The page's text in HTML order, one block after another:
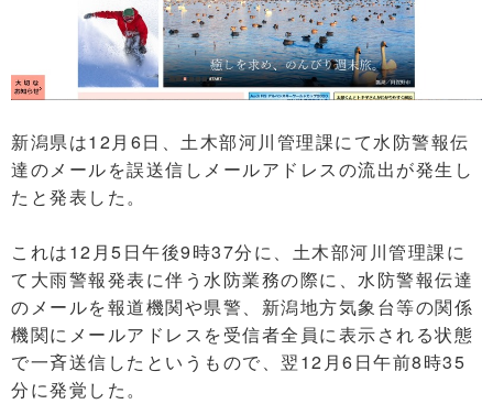
新潟県は12月6日、土木部河川管理課にて水防警報伝
達のメールを誤送信しメールアドレスの流出が発生し
たと発表した。
これは12月5日午後9時37分に、土木部河川管理課に
て大雨警報発表に伴う水防業務の際に、水防警報伝達
のメールを報道機関や県警、新潟地方気象台等の関係
機関にメールアドレスを受信者全員に表示される状態
で一斉送信したというもので、翌12月6日午前8時35
分に発覚した。